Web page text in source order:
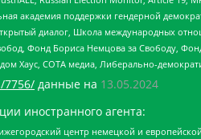
академия поддержки гендерной
диалог, Школа международных
Фонд Бориса Немцова за Свободу,
Хаус, СОТА медиа, Либерально-
7756/ данные на 13.05.2024
иностранного агента:
центр немецкой и